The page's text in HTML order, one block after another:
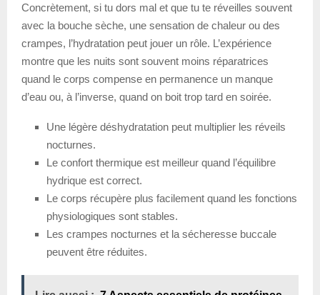
Concrètement, si tu dors mal et que tu te réveilles souvent
avec la bouche sèche, une sensation de chaleur ou des
crampes, l’hydratation peut jouer un rôle. L’expérience
montre que les nuits sont souvent moins réparatrices
quand le corps compense en permanence un manque
d’eau ou, à l’inverse, quand on boit trop tard en soirée.
Une légère déshydratation peut multiplier les réveils
nocturnes.
Le confort thermique est meilleur quand l’équilibre
hydrique est correct.
Le corps récupère plus facilement quand les fonctions
physiologiques sont stables.
Les crampes nocturnes et la sécheresse buccale
peuvent être réduites.